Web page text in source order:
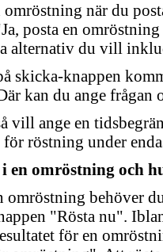
omröstning när du
posta en
alternativ du vill
skicka-knappen
kan du ange
vill ange en
för röstning under
en omröstning och
omröstning behöver
"Rösta nu".
för en